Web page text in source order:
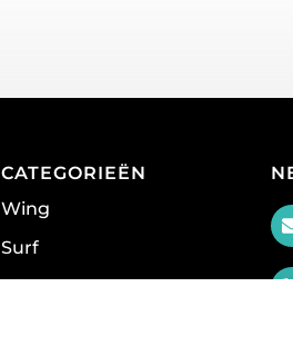
CATEGORIEËN
Wing
Surf
Kite